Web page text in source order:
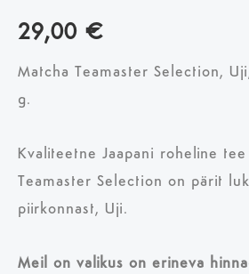
29,00 €
Matcha Teamaster Selection,
g.
Kvaliteetne Jaapani roheline tee
Teamaster Selection on pärit
piirkonnast, Uji.
Meil on valikus on erineva